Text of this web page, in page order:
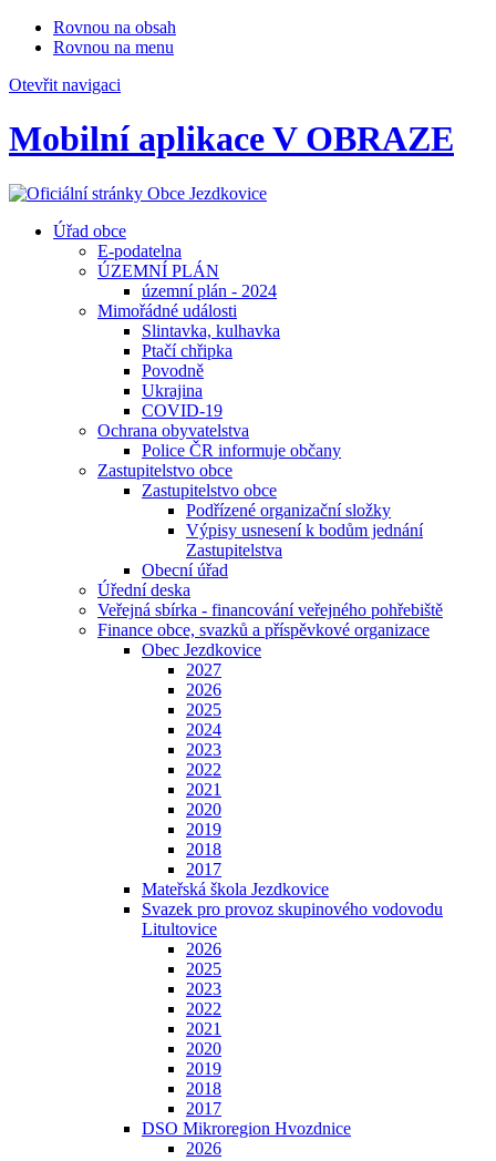
Rovnou na obsah
Rovnou na menu
Otevřit navigaci
Mobilní aplikace V OBRAZE
Úřad obce
E-podatelna
ÚZEMNÍ PLÁN
územní plán - 2024
Mimořádné události
Slintavka, kulhavka
Ptačí chřipka
Povodně
Ukrajina
COVID-19
Ochrana obyvatelstva
Police ČR informuje občany
Zastupitelstvo obce
Zastupitelstvo obce
Podřízené organizační složky
Výpisy usnesení k bodům jednání
Zastupitelstva
Obecní úřad
Úřední deska
Veřejná sbírka - financování veřejného pohřebiště
Finance obce, svazků a příspěvkové organizace
Obec Jezdkovice
2027
2026
2025
2024
2023
2022
2021
2020
2019
2018
2017
Mateřská škola Jezdkovice
Svazek pro provoz skupinového vodovodu
Litultovice
2026
2025
2023
2022
2021
2020
2019
2018
2017
DSO Mikroregion Hvozdnice
2026